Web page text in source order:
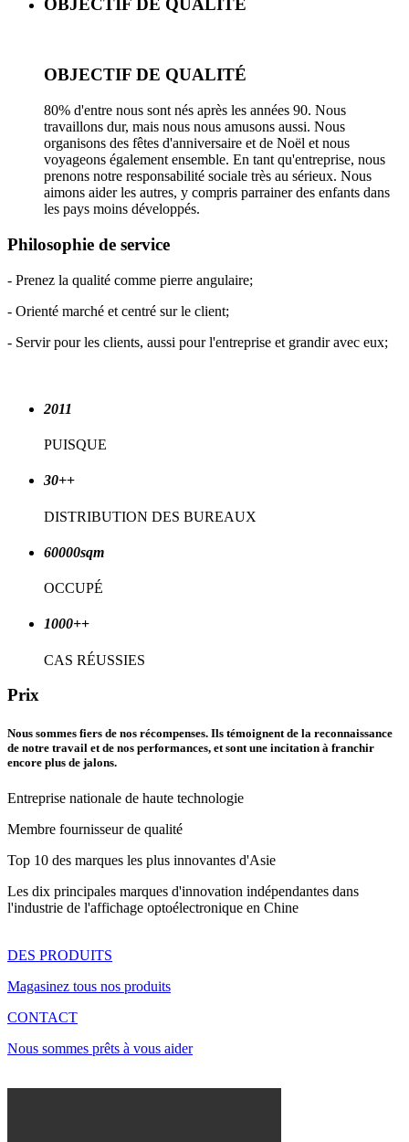
OBJECTIF DE QUALITÉ
OBJECTIF DE QUALITÉ
80% d'entre nous sont nés après les années 90. Nous
travaillons dur, mais nous nous amusons aussi. Nous
organisons des fêtes d'anniversaire et de Noël et nous
voyageons également ensemble. En tant qu'entreprise, nous
prenons notre responsabilité sociale très au sérieux. Nous
aimons aider les autres, y compris parrainer des enfants dans
les pays moins développés.
Philosophie de service
- Prenez la qualité comme pierre angulaire;
- Orienté marché et centré sur le client;
- Servir pour les clients, aussi pour l'entreprise et grandir avec eux;
2011
PUISQUE
30++
DISTRIBUTION DES BUREAUX
60000sqm
OCCUPÉ
1000++
CAS RÉUSSIES
Prix
Nous sommes fiers de nos récompenses. Ils témoignent de la reconnaissance
de notre travail et de nos performances, et sont une incitation à franchir
encore plus de jalons.
Entreprise nationale de haute technologie
Membre fournisseur de qualité
Top 10 des marques les plus innovantes d'Asie
Les dix principales marques d'innovation indépendantes dans
l'industrie de l'affichage optoélectronique en Chine
DES PRODUITS
Magasinez tous nos produits
CONTACT
Nous sommes prêts à vous aider